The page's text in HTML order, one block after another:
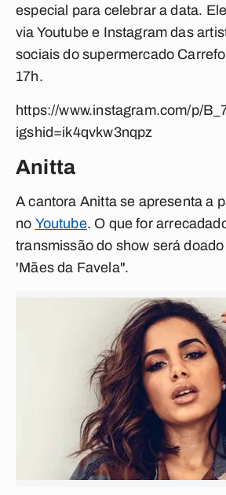
especial para celebrar a data.
via Youtube e Instagram das
sociais do supermercado
17h.
https://www.instagram.com/p/
igshid=ik4qvkw3nqpz
Anitta
A cantora Anitta se apresenta a
no Youtube. O que for
transmissão do show será
'Mães da Favela".